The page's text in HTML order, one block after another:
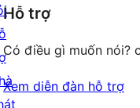
reviews
Hỗ trợ
Có điều gì muốn nói?
Xem diễn đàn hỗ trợ